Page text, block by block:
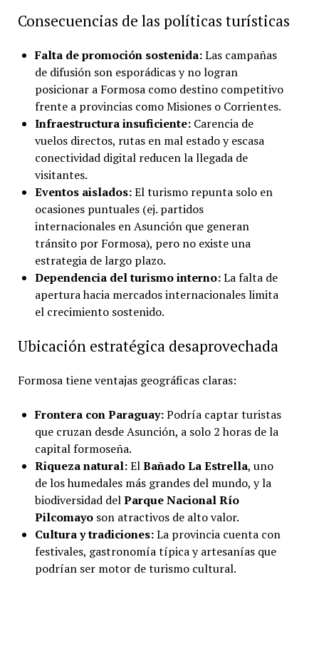
Consecuencias de las políticas turísticas
Falta de promoción sostenida:Las campañas
de difusión son esporádicas y no logran
posicionar a Formosa como destino competitivo
frente a provincias como Misiones o Corrientes.
Infraestructura insuficiente:Carencia de
vuelos directos, rutas en mal estado y escasa
conectividad digital reducen la llegada de
visitantes.
Eventos aislados:El turismo repunta solo en
ocasiones puntuales (ej. partidos
internacionales en Asunción que generan
tránsito por Formosa), pero no existe una
estrategia de largo plazo.
Dependencia del turismo interno:La falta de
apertura hacia mercados internacionales limita
el crecimiento sostenido.
Ubicación estratégica desaprovechada
Formosa tiene ventajas geográficas claras:
Frontera con Paraguay:Podría captar turistas
que cruzan desde Asunción, a solo 2 horas de la
capital formoseña.
Riqueza natural:ElBañado La Estrella, uno
de los humedales más grandes del mundo, y la
biodiversidad delParque Nacional Río
Pilcomayoson atractivos de alto valor.
Cultura y tradiciones:La provincia cuenta con
festivales, gastronomía típica y artesanías que
podrían ser motor de turismo cultural.